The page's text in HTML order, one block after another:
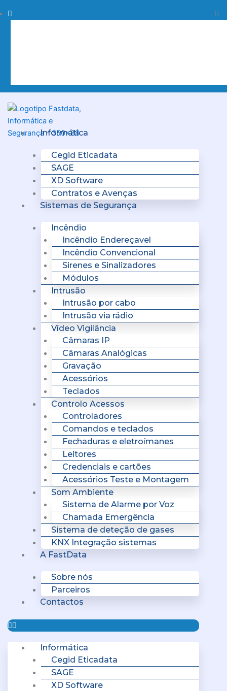
to
Procurar
Informática
Cegid Eticadata
SAGE
XD Software
Contratos e Avenças
Sistemas de Segurança
Incêndio
Incêndio Endereçavel
Incêndio Convencional
Sirenes e Sinalizadores
Módulos
Intrusão
Intrusão por cabo
Intrusão via rádio
Vídeo Vigilância
Câmaras IP
Câmaras Analógicas
Gravação
Acessórios
Teclados
Controlo Acessos
Controladores
Comandos e teclados
Fechaduras e eletroímanes
Leitores
Credenciais e cartões
Acessórios Teste e Montagem
Som Ambiente
Sistema de Alarme por Voz
Chamada Emergência
Sistema de deteção de gases
KNX Integração sistemas
A FastData
Sobre nós
Parceiros
Contactos
Menu
Informática
Cegid Eticadata
SAGE
XD Software